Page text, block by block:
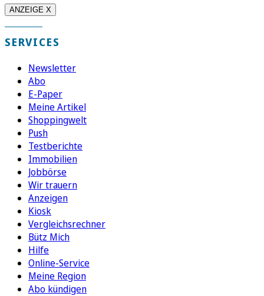
ANZEIGE X
SERVICES
Newsletter
Abo
E-Paper
Meine Artikel
Shoppingwelt
Push
Testberichte
Immobilien
Jobbörse
Wir trauern
Anzeigen
Kiosk
Vergleichsrechner
Bütz Mich
Hilfe
Online-Service
Meine Region
Abo kündigen